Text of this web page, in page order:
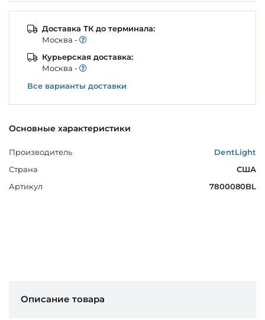
Основные характеристики
Производитель
DentLight
Страна
США
Артикул
7800080BL
Доставка ТК до терминала:
Моcква -
Курьерская доставка:
Моcква -
Все варианты доставки
Описание товара